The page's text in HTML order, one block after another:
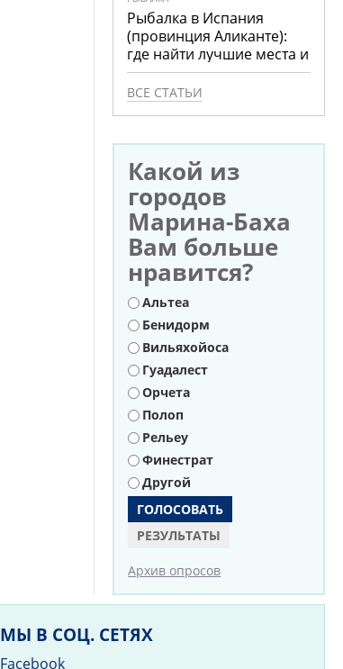
Рыбалка в Испания
(провинция Аликанте):
где найти лучшие места и
что ловить
ВСЕ СТАТЬИ
Какой из
городов
Марина-Баха
Вам больше
нравится?
Варианты
Альтеа
Бенидорм
Вильяхойоса
Гуадалест
Орчета
Полоп
Рельеу
Финестрат
Другой
РЕЗУЛЬТАТЫ
Архив опросов
МЫ В СОЦ. СЕТЯХ
Facebook